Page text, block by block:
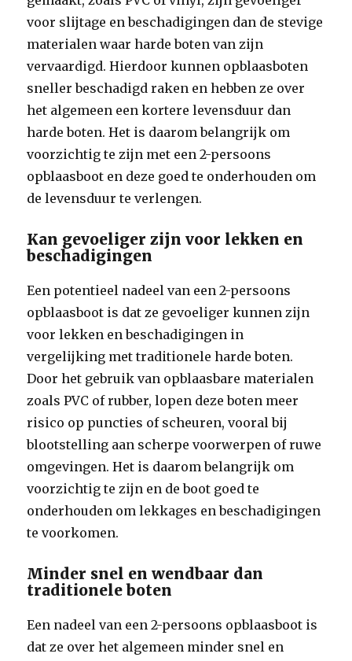
voor slijtage en beschadigingen dan de stevige
materialen waar harde boten van zijn
vervaardigd. Hierdoor kunnen opblaasboten
sneller beschadigd raken en hebben ze over
het algemeen een kortere levensduur dan
harde boten. Het is daarom belangrijk om
voorzichtig te zijn met een 2-persoons
opblaasboot en deze goed te onderhouden om
de levensduur te verlengen.
Kan gevoeliger zijn voor lekken en
beschadigingen
Een potentieel nadeel van een 2-persoons
opblaasboot is dat ze gevoeliger kunnen zijn
voor lekken en beschadigingen in
vergelijking met traditionele harde boten.
Door het gebruik van opblaasbare materialen
zoals PVC of rubber, lopen deze boten meer
risico op puncties of scheuren, vooral bij
blootstelling aan scherpe voorwerpen of ruwe
omgevingen. Het is daarom belangrijk om
voorzichtig te zijn en de boot goed te
onderhouden om lekkages en beschadigingen
te voorkomen.
Minder snel en wendbaar dan
traditionele boten
Een nadeel van een 2-persoons opblaasboot is
dat ze over het algemeen minder snel en